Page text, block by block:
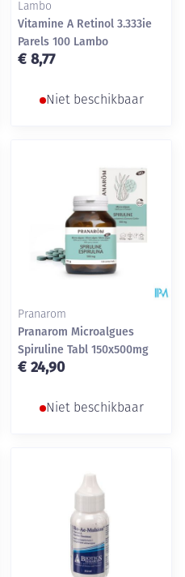
Lambo
Vitamine A Retinol 3.333ie
Parels 100 Lambo
€ 8,77
Niet beschikbaar
Pranarom
Pranarom Microalgues
Spiruline Tabl 150x500mg
€ 24,90
Niet beschikbaar